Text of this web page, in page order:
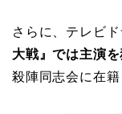
さらに、テレビド
大戦』では主演
殺陣同志会に在籍